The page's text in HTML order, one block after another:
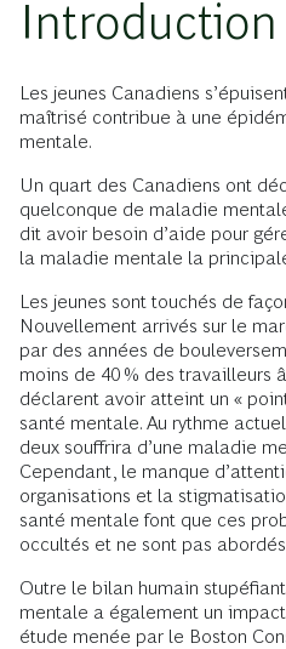
Introduction
Les jeunes Canadiens
maîtrisé contribue à une
mentale.
Un quart des Canadiens ont
quelconque de maladie
dit avoir besoin d’aide pour
la maladie mentale la
Les jeunes sont touchés de
Nouvellement arrivés sur le
par des années de
moins de 40 % des travailleurs
déclarent avoir atteint un «
santé mentale. Au rythme
deux souffrira d’une maladie
Cependant, le manque
organisations et la
santé mentale font que ces
occultés et ne sont pas
Outre le bilan humain
mentale a également un
étude menée par le Boston